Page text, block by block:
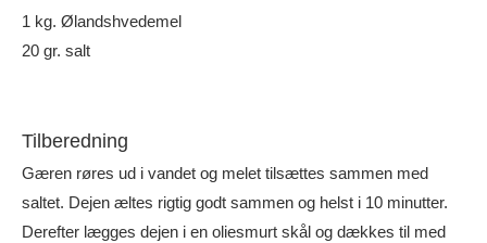
1 kg. Ølandshvedemel
20 gr. salt
Tilberedning
Gæren røres ud i vandet og melet tilsættes sammen med
saltet. Dejen æltes rigtig godt sammen og helst i 10 minutter.
Derefter lægges dejen i en oliesmurt skål og dækkes til med